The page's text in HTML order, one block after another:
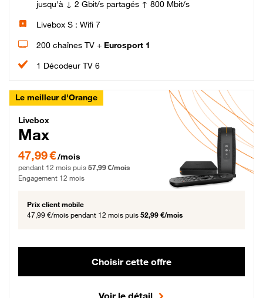
jusqu'à ↓ 2 Gbit/s partagés ↑ 800 Mbit/s
Livebox S : Wifi 7
200 chaînes TV + Eurosport 1
1 Décodeur TV 6
Le meilleur d'Orange
Livebox Max Fibre
Livebox
Max
47,99 € par mois pendant 12 mois puis 57,99 € par mois, Engagement 12 mois
47,99 €/mois
pendant 12 mois puis 57,99 €/mois
Engagement 12 mois
Prix client mobile
47,99 €/mois pendant 12 mois puis 52,99 €/mois
Choisir cette offre
Voir le détail